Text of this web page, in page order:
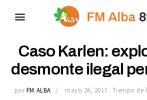
Caso Karlen:
desmonte ilegal
por FM ALBA mayo 26, 2017 Tiempo de